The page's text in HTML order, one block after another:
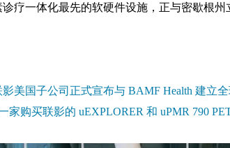
疗一体化最先的软硬件设施，正与密歇根州
影美国子公司正式宣布与 BAMF Health 建立
家购买联影的 uEXPLORER 和 uPMR 790